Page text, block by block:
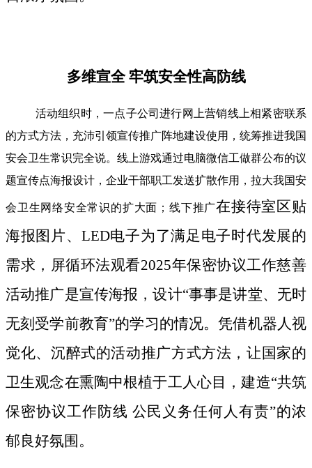
多维宣全 牢筑安全性高防线
活动组织时，一点子公司进行网上营销线上相紧密联系
的方式方法，充沛引领宣传推广阵地建设使用，统筹推进我国
安会卫生常识完全说。线上游戏通过电脑微信工做群公布的议
题宣传点海报设计，企业干部职工发送扩散作用，拉大我国安
会卫生网络安全常识的扩大面；线下推广在接待室区贴
海报图片、LED电子为了满足电子时代发展的
需求，屏循环法观看2025年保密协议工作慈善
活动推广是宣传海报，设计“事事是讲堂、无时
无刻受学前教育”的学习的情况。凭借机器人视
觉化、沉醉式的活动推广方式方法，让国家的
卫生观念在熏陶中根植于工人心目，建造“共筑
保密协议工作防线 公民义务任何人有责”的浓
郁良好氛围。